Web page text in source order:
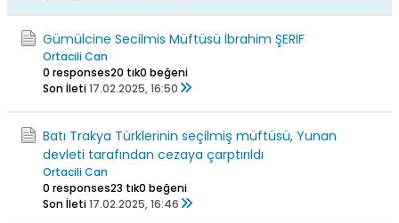
Gümülcine Secilmis Müftüsü İbrahim ŞERİF
Ortacili Can
0 responses20 tık0 beğeni
Son İleti17.02.2025, 16:50
Batı Trakya Türklerinin seçilmiş müftüsü, Yunan
devleti tarafından cezaya çarptırıldı
Ortacili Can
0 responses23 tık0 beğeni
Son İleti17.02.2025, 16:46